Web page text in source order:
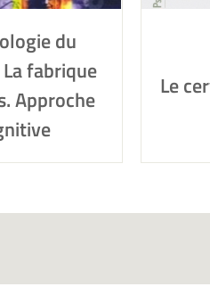
du
fabrique
Approche
Le